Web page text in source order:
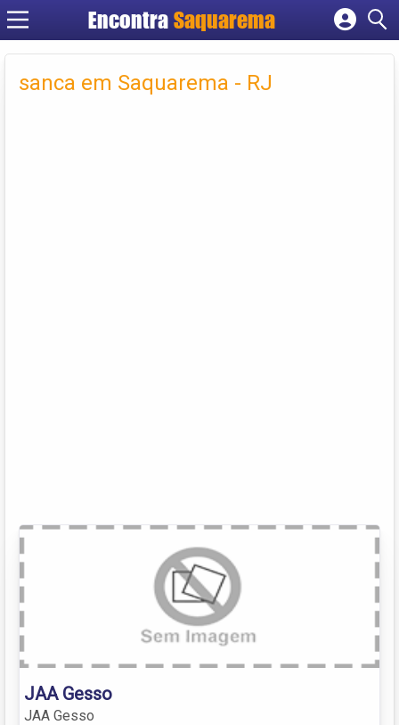
Encontra Saquarema
Cadastrar empresa
Criar conta
sanca em Saquarema - RJ
JAA Gesso
JAA Gesso